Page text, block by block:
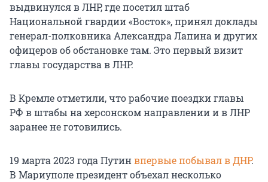
выдвинулся в ЛНР, где посетил штаб
Национальной гвардии «Восток», принял доклады
генерал-полковника Александра Лапина и других
офицеров об обстановке там. Это первый визит
главы государства в ЛНР.
В Кремле отметили, что рабочие поездки главы
РФ в штабы на херсонском направлении и в ЛНР
заранее не готовились.
19 марта 2023 года Путинвпервые побывал в ДНР.
В Мариуполе президент объехал несколько